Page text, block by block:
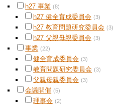
h27 事業 (8)
h27 健全育成委員会 (3)
h27 教育問題研究委員会 (3)
h27 父親母親委員会 (3)
事業 (22)
健全育成委員会 (3)
教育問題研究委員会 (3)
父親母親委員会 (3)
会議開催 (5)
理事会 (2)